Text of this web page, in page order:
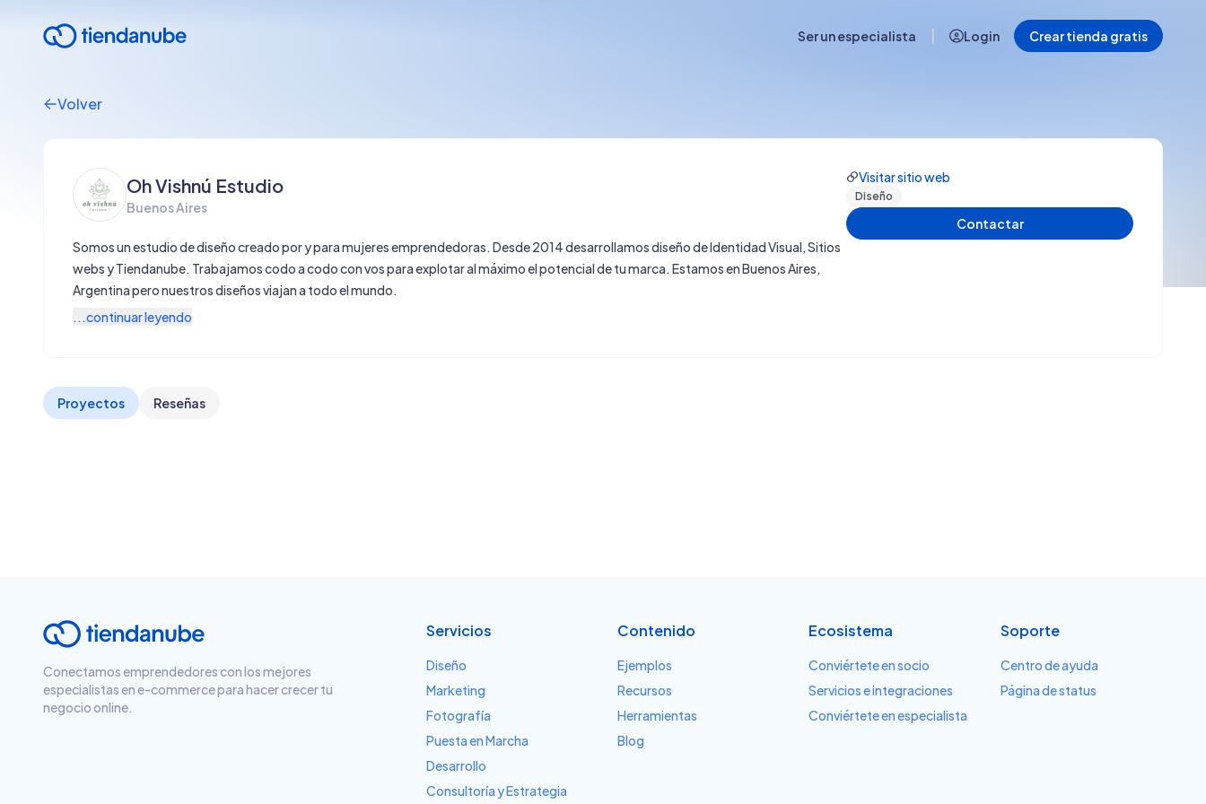
Ser un especialista Login Crear tienda gratis
Volver
Oh Vishnú Estudio
Buenos Aires
Somos un estudio de diseño creado por y para mujeres emprendedoras. Desde 2014 desarrollamos diseño de Identidad Visual, Sitios
webs y Tiendanube. Trabajamos codo a codo con vos para explotar al máximo el potencial de tu marca. Estamos en Buenos Aires,
Argentina pero nuestros diseños viajan a todo el mundo.
...continuar leyendo
Visitar sitio web
Diseño
Contactar
Proyectos Reseñas
Conectamos emprendedores con los mejores
especialistas en e-commerce para hacer crecer tu
negocio online.
Servicios
Diseño
Marketing
Fotografía
Puesta en Marcha
Desarrollo
Consultoría y Estrategia
Contenido
Ejemplos
Recursos
Herramientas
Blog
Ecosistema
Conviértete en socio
Servicios e integraciones
Conviértete en especialista
Soporte
Centro de ayuda
Página de status